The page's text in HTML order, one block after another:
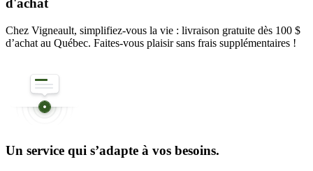
d'achat
Chez Vigneault, simplifiez-vous la vie : livraison gratuite dès 100 $
d’achat au Québec. Faites-vous plaisir sans frais supplémentaires !
Un service qui s’adapte à vos besoins.